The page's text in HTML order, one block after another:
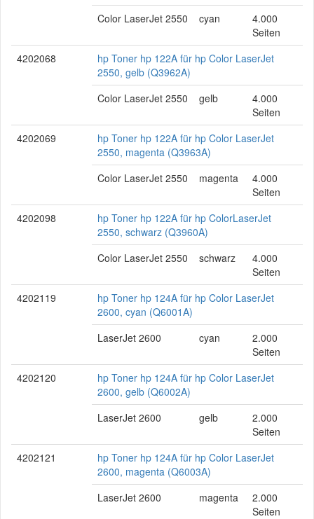
Color LaserJet 2550 cyan
4.000
Seiten
4202068
hp Toner hp 122A für hp Color LaserJet
2550, gelb (Q3962A)
Color LaserJet 2550
gelb
4.000
Seiten
4202069
hp Toner hp 122A für hp Color LaserJet
2550, magenta (Q3963A)
Color LaserJet 2550
magenta
4.000
Seiten
4202098
hp Toner hp 122A für hp ColorLaserJet
2550, schwarz (Q3960A)
Color LaserJet 2550
schwarz
4.000
Seiten
4202119
hp Toner hp 124A für hp Color LaserJet
2600, cyan (Q6001A)
LaserJet 2600
cyan
2.000
Seiten
4202120
hp Toner hp 124A für hp Color LaserJet
2600, gelb (Q6002A)
LaserJet 2600
gelb
2.000
Seiten
4202121
hp Toner hp 124A für hp Color LaserJet
2600, magenta (Q6003A)
LaserJet 2600
magenta
2.000
Seiten